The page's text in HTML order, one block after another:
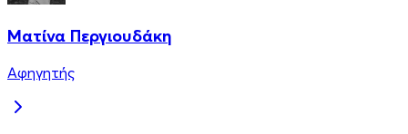
Ματίνα Περγιουδάκη
Αφηγητής